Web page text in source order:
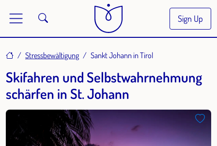
Sign Up
HomeStressbewältigung Sankt Johann in Tirol
Skifahren und Selbstwahrnehmung
schärfen in St. Johann